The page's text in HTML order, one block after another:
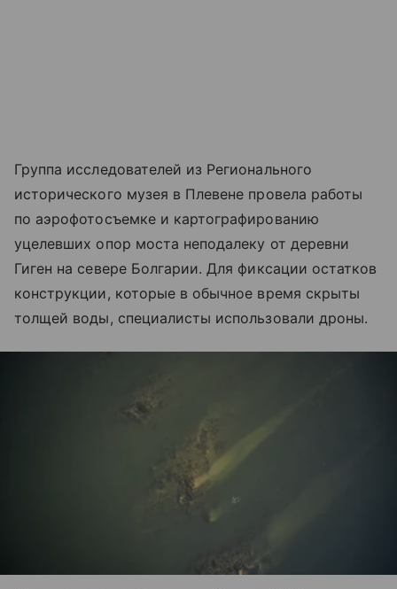
Группа исследователей из Регионального
исторического музея в Плевене провела работы
по аэрофотосъемке и картографированию
уцелевших опор моста неподалеку от деревни
Гиген на севере Болгарии. Для фиксации остатков
конструкции, которые в обычное время скрыты
толщей воды, специалисты использовали дроны.